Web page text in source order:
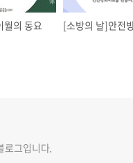
월의 동요
로그입니다.